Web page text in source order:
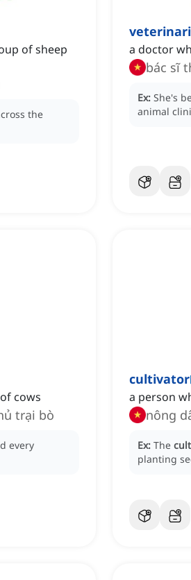
of sheep
the
a doctor
bác sĩ
Ex: She's
animal
cows
trại bò
every
cultivator
a person
nông
Ex: The
planting